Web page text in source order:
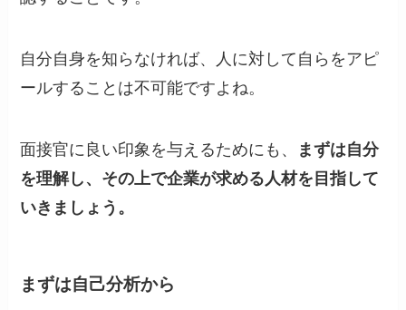
自分自身を知らなければ、人に対して自らをアピ
ールすることは不可能ですよね。
面接官に良い印象を与えるためにも、
まずは自分
を理解し、その上で企業が求める人材を目指して
いきましょう。
まずは自己分析から